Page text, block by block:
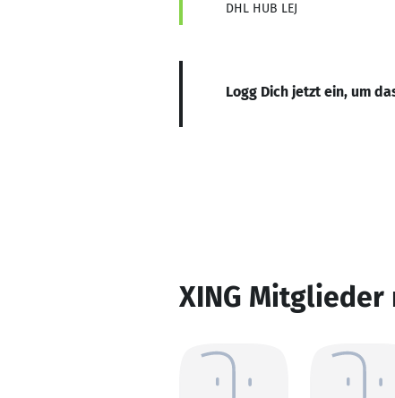
DHL HUB LEJ
Logg Dich jetzt ein, um
XING